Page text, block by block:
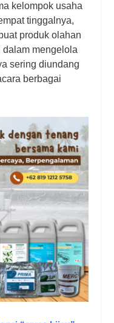
kelompok usaha
tinggalnya,
produk olahan
dalam mengelola
sering diundang
berbagai